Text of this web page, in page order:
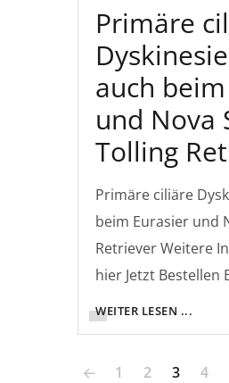
Primäre
auch
und Nova
Tolling
Primäre ciliäre
beim Eurasier und
Retriever Weitere
hier Jetzt Bestellen
WEITER LESEN ...
1 2 3 4